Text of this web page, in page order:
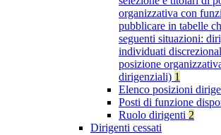
organizzativa con
pubblicare in tabelle
seguenti situazioni:
individuati
posizione
dirigenziali) 1
Elenco posizioni
Posti di funzione
Ruolo dirigenti 2
Dirigenti cessati